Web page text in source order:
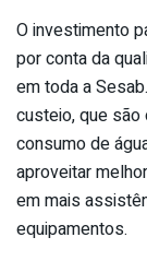
O investimento
por conta da
em toda a
custeio, que
consumo de
aproveitar
em mais
equipamentos.